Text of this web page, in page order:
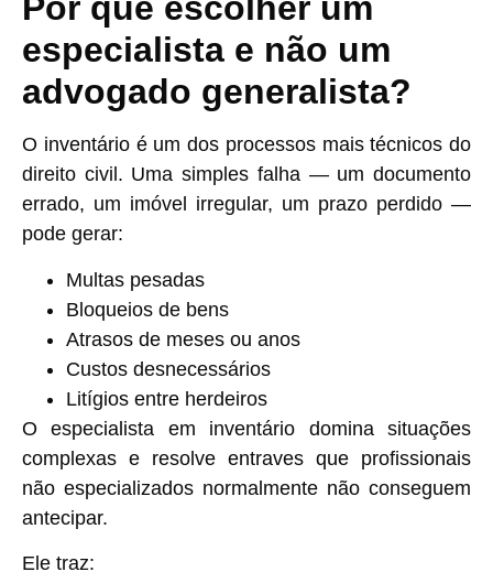
Por que escolher um
especialista e não um
advogado generalista?
O inventário é um dos processos mais técnicos do
direito civil. Uma simples falha — um documento
errado, um imóvel irregular, um prazo perdido —
pode gerar:
Multas pesadas
Bloqueios de bens
Atrasos de meses ou anos
Custos desnecessários
Litígios entre herdeiros
O especialista em inventário domina situações
complexas e resolve entraves que profissionais
não especializados normalmente não conseguem
antecipar.
Ele traz: